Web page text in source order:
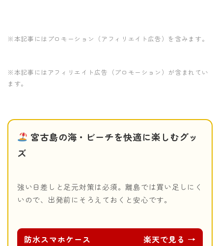
※本記事にはプロモーション（アフィリエイト広告）を含みます。
※本記事にはアフィリエイト広告（プロモーション）が含まれてい
ます。
宮古島の海・ビーチを快適に楽しむグッ
ズ
強い日差しと足元対策は必須。離島では買い足しにく
いので、出発前にそろえておくと安心です。
防水スマホケース
楽天で見る →